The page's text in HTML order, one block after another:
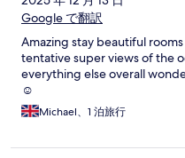
Google で翻訳
Amazing stay beautiful
tentative super views of the
everything else overall
☺️
Michael、1 泊旅行